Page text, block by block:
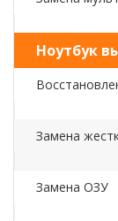
Ноутбук
Замена
Замена ОЗУ